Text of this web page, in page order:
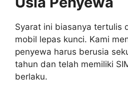
Syarat ini biasanya tertulis
mobil lepas kunci. Kami
penyewa harus berusia
tahun dan telah memiliki
berlaku.